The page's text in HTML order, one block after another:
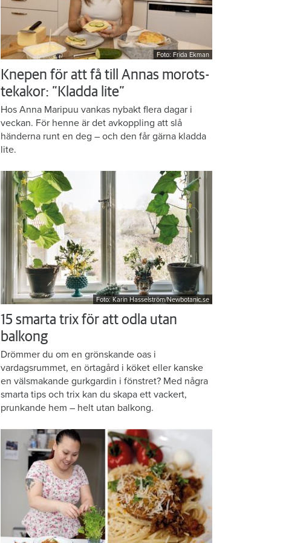
Foto: Frida Ekman
Knepen för att få till Annas morots-
tekakor: ”Kladda lite”
Hos Anna Maripuu vankas nybakt flera dagar i
veckan. För henne är det avkoppling att slå
händerna runt en deg – och den får gärna kladda
lite.
Foto: Karin Hasselström/Newbotanic.se
15 smarta trix för att odla utan
balkong
Drömmer du om en grönskande oas i
vardagsrummet, en örtagård i köket eller kanske
en välsmakande gurkgardin i fönstret? Med några
smarta tips och trix kan du skapa ett vackert,
prunkande hem – helt utan balkong.